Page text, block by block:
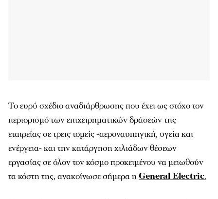
Το ευρύ σχέδιο αναδιάρθρωσης που έχει ως στόχο τον
περιορισμό των επιχειρηματικών δράσεών της
εταιρείας σε τρεις τομείς -αεροναυπηγική, υγεία και
ενέργεια- και την κατάργηση χιλιάδων θέσεων
εργασίας σε όλον τον κόσμο προκειμένου να μειωθούν
τα κόστη της, ανακοίνωσε σήμερα ηGeneral Electric.